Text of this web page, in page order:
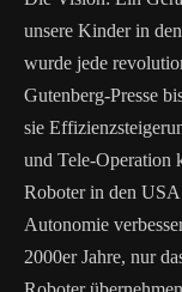
unsere Kinder in
wurde jede
Gutenberg-Presse
sie
und Tele-Operation
Roboter in den
Autonomie
2000er Jahre, nur